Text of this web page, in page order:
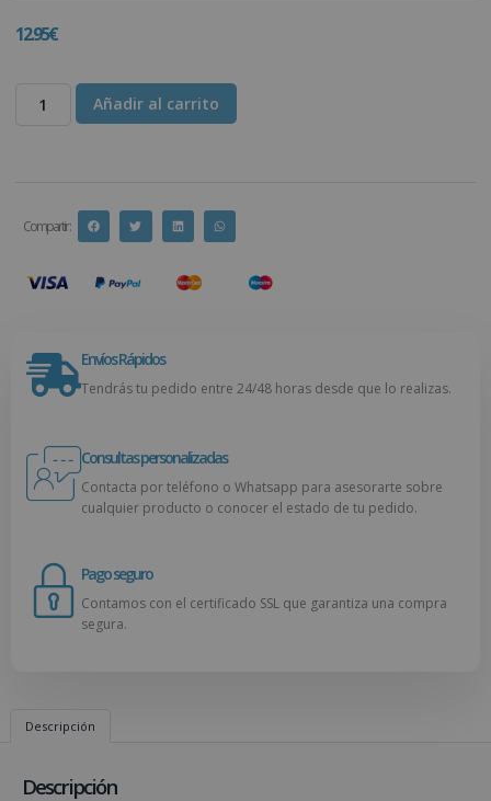
12.95€
Añadir al carrito
Compartir :
Envíos Rápidos
Tendrás tu pedido entre 24/48 horas desde que lo realizas.
Consultas personalizadas
Contacta por teléfono o Whatsapp para asesorarte sobre
cualquier producto o conocer el estado de tu pedido.
Pago seguro
Contamos con el certificado SSL que garantiza una compra
segura.
Descripción
Descripción